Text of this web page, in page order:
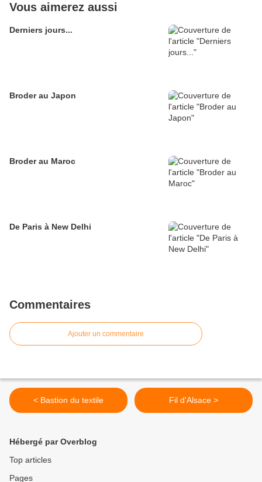
Vous aimerez aussi
Derniers jours...
Broder au Japon
Broder au Maroc
De Paris à New Delhi
Commentaires
Ajouter un commentaire
< Bastion du textile Fil d'Alsace >
Hébergé par Overblog
Top articles
Pages